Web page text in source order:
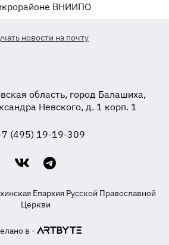
ВНИИПО
новости на почту
область, город Балашиха,
Невского, д. 1 корп. 1
(495) 19-19-309
Епархия Русской Православной
Церкви
в -